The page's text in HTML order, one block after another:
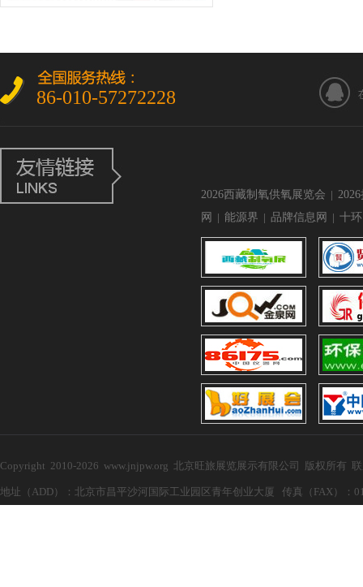
86-010-57272228
2026西藏制氧供氧展览会 |
网
| 能源界 | 品牌信息网 | 十
Copyright 2010-2026 www.jnjpw.org 北京旺旅展览展示有限公司 版权所有
地址（ADD）：北京市昌平沙河国际工业园区青年创业大厦 传真（FAX）：